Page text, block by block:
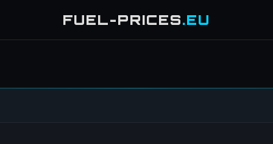
FUEL-PRICES.EU